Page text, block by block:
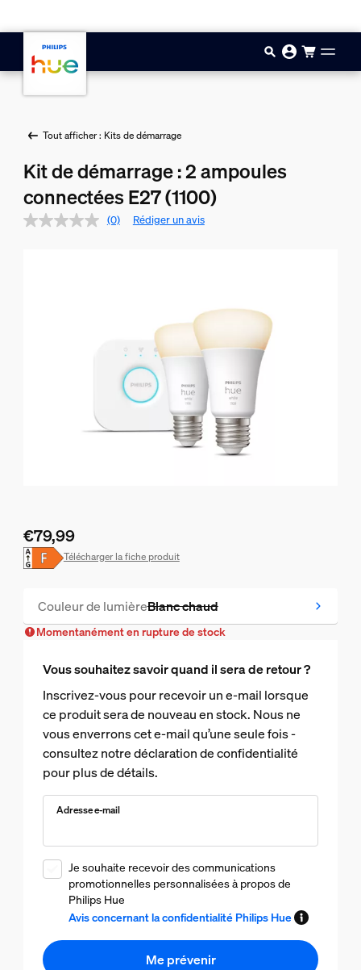
Tout afficher : Kits de démarrage
Kit de démarrage : 2 ampoules
connectées E27 (1100)
(0) Rédiger un avis
Le prix actuel est €79,99
€79,99
Télécharger la fiche produit
Couleur de lumièreBlanc chaud
Temporairement en rupture de stock
Momentanément en rupture de stock
Vous souhaitez savoir quand il sera de retour ?
Inscrivez-vous pour recevoir un e-mail lorsque
ce produit sera de nouveau en stock. Nous ne
vous enverrons cet e-mail qu’une seule fois -
consultez notre déclaration de confidentialité
pour plus de détails.
Adresse e-mail
Je souhaite recevoir des communications
promotionnelles personnalisées à propos de
Philips Hue
Avis concernant la confidentialité Philips Hue
Me prévenir